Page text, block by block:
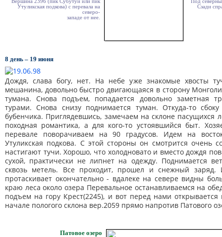
Вершина 2396 (пик Субутуй или пик
Утуликская подкова) с перевала на
северо-
западе от нее.
Под
Сзади
8 день – 19 июня
Дождя, слава богу, нет. На небе уже знакомые хвосты
мешанина, довольно быстро двигающаяся в сторону
тумана. Снова подъем, попадается довольно заметная
турами. Снова снизу поднимается туман. Откуда-то сбоку
бубенчика. Приглядевшись, замечаем на склоне пасущихся
походная романтика, а для кого-то устоявшийся быт.
перевале поворачиваем на 90 градусов. Идем на
Утуликская подкова. С этой стороны он смотрится очень
настигают тучи. Хорошо, что холодновато и вместо дождя
сухой, практически не липнет на одежду. Поднимается
сквозь метель. Все проходит, прошел и снежный
протаскивает окончательно - вдалеке на севере видны
краю леса около озера Перевальное останавливаемся на
подъем на гору Крест(2245), и вот перед нами
начале пологого склона вер.2059 прямо напротив Патового
Патовое озеро